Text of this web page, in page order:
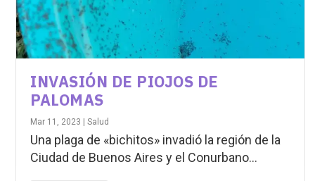
INVASIÓN DE PIOJOS DE
PALOMAS
Mar 11, 2023 |Salud
Una plaga de «bichitos» invadió la región de la
Ciudad de Buenos Aires y el Conurbano...